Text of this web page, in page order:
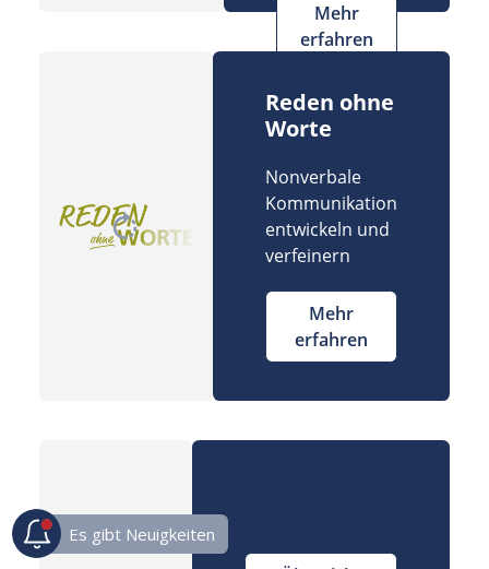
Mehr
erfahren
Reden ohne
Worte
Nonverbale
Kommunikation
entwickeln und
verfeinern
Mehr
erfahren